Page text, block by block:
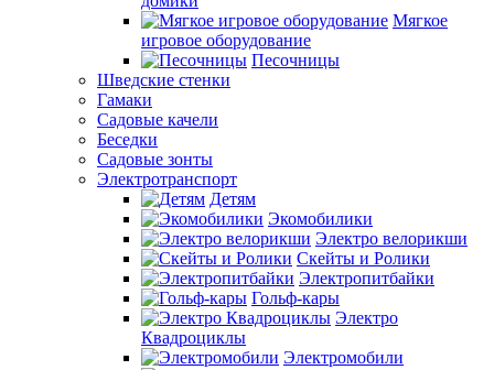
Мягкое
игровое оборудование
Песочницы
Шведские стенки
Гамаки
Садовые качели
Беседки
Садовые зонты
Электротранспорт
Детям
Экомобилики
Электро велорикши
Скейты и Ролики
Электропитбайки
Гольф-кары
Электро
Квадроциклы
Электромобили